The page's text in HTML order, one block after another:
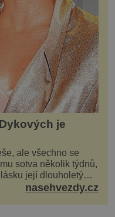
je
ale všechno se
sotva několik týdnů,
její dlouholetý
ž...
nasehvezdy.cz